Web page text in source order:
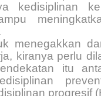
kedisiplinan
menegakkan
kiranya perlu
itu
progresif